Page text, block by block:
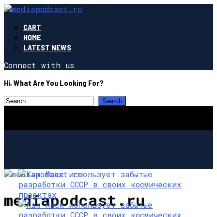
CART
HOME
LATEST NEWS
Connect with us
Hi, What Are You Looking For?
mediapodcast.ru